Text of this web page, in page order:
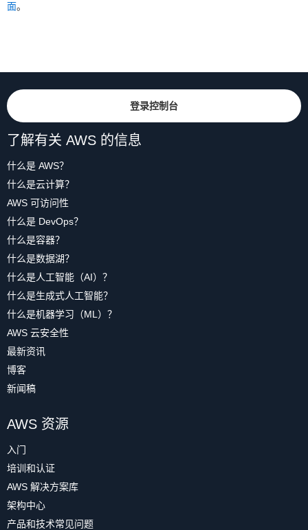
面。
登录控制台
了解有关 AWS 的信息
什么是 AWS？
什么是云计算？
AWS 可访问性
什么是 DevOps？
什么是容器？
什么是数据湖？
什么是人工智能（AI）？
什么是生成式人工智能？
什么是机器学习（ML）？
AWS 云安全性
最新资讯
博客
新闻稿
AWS 资源
入门
培训和认证
AWS 解决方案库
架构中心
产品和技术常见问题